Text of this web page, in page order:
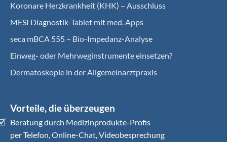
Koro­nare Herz­krank­heit (KHK) – Ausschluss
MESI Diagnostik-Tablet mit med. Apps
seca mBCA 555 – Bio-Impedanz-Analyse
Einweg- oder Mehrweginstrumente einsetzen?
Dermatoskopie in der Allgemeinarztpraxis
Vorteile, die überzeugen
Beratung durch Medizinprodukte-Profis
per Telefon, Online-Chat, Videobesprechung